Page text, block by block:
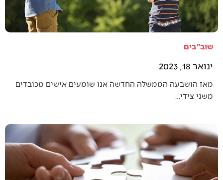
שוב"בים
ינואר 18, 2023
מאז הושבעה הממשלה החדשה אנו שומעים אישים מכובדים
משני צידי…